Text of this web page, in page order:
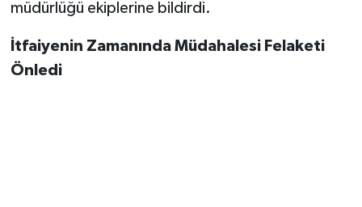
müdürlüğü ekiplerine bildirdi.
İtfaiyenin Zamanında Müdahalesi Felaketi
Önledi